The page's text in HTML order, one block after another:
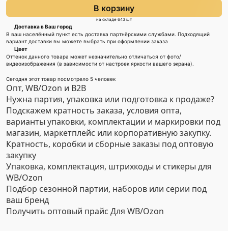
В корзину
на складе 643 шт
Доставка в Ваш город
В ваш населённый пункт есть доставка партнёрскими службами. Подходящий
вариант доставки вы можете выбрать при оформлении заказа
Цвет
Оттенок данного товара может незначительно отличаться от фото/
видеоизображения (в зависимости от настроек яркости вашего экрана).
Сегодня этот товар посмотрело 5 человек
Опт, WB/Ozon и B2B
Нужна партия, упаковка или подготовка к продаже?
Подскажем кратность заказа, условия опта,
варианты упаковки, комплектации и маркировки под
магазин, маркетплейс или корпоративную закупку.
Кратность, коробки и сборные заказы под оптовую
закупку
Упаковка, комплектация, штрихкоды и стикеры для
WB/Ozon
Подбор сезонной партии, наборов или серии под
ваш бренд
Получить оптовый прайс Для WB/Ozon